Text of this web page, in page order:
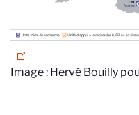
Image : Hervé Bouilly